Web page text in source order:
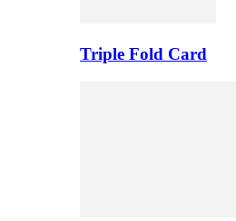
Triple Fold Card